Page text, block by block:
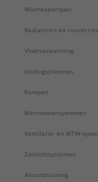
Warmtepompen
Radiatoren en
Vloerverwarming
Leidingsystemen
Pompen
Warmwatersystemen
Ventilatie- en WTW-
Zonlichtsystemen
Airconditioning